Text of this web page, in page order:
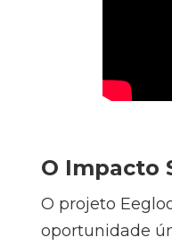
O Impacto
O projeto
oportunidade